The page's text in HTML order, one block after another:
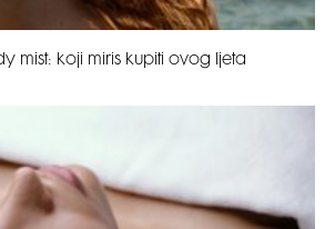
mist: koji miris kupiti ovog ljeta